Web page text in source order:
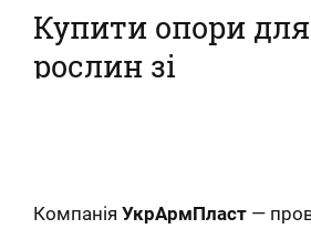
Купити опори для
рослин зі
композитні кілочки для рослин – овочів,
Компанія УкрАрмПласт —